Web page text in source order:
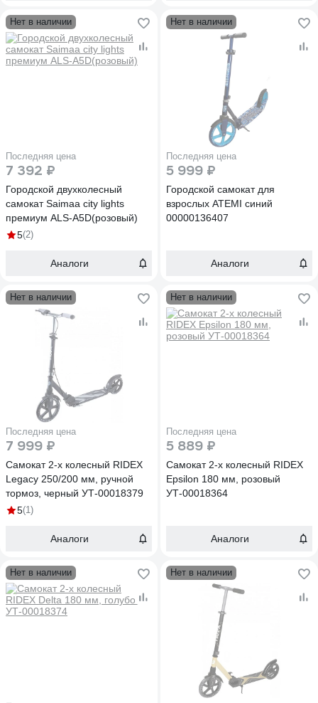
Нет в наличии
Последняя цена
7 392 ₽
Городской двухколесный
самокат Saimaa city lights
премиум ALS-A5D(розовый)
5(2)
Аналоги
Нет в наличии
Последняя цена
5 999 ₽
Городской самокат для
взрослых ATEMI синий
00000136407
Аналоги
Нет в наличии
Последняя цена
7 999 ₽
Самокат 2-х колесный RIDEX
Legacy 250/200 мм, ручной
тормоз, черный УТ-00018379
5(1)
Аналоги
Нет в наличии
Последняя цена
5 889 ₽
Самокат 2-х колесный RIDEX
Epsilon 180 мм, розовый
УТ-00018364
Аналоги
Нет в наличии Нет в наличии